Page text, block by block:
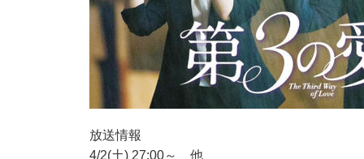
放送情報
4/2(土) 27:00～ 他